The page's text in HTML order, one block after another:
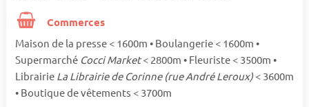
Commerces
Maison de la presse < 1600m • Boulangerie < 1600m •
Supermarché Cocci Market< 2800m • Fleuriste < 3500m •
Librairie La Librairie de Corinne (rue André Leroux) < 3600m
• Boutique de vêtements < 3700m